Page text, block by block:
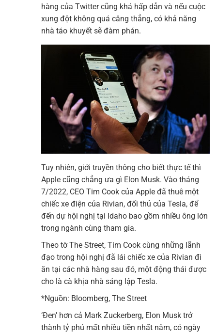
hàng của Twitter cũng khá hấp dẫn và nếu cuộc
xung đột không quá căng thẳng, có khả năng
nhà táo khuyết sẽ đàm phán.
Tuy nhiên, giới truyền thông cho biết thực tế thì
Apple cũng chẳng ưa gì Elon Musk. Vào tháng
7/2022, CEO Tim Cook của Apple đã thuê một
chiếc xe điện của Rivian, đối thủ của Tesla, để
đến dự hội nghị tại Idaho bao gồm nhiều ông lớn
trong ngành cùng tham gia.
Theo tờ The Street, Tim Cook cùng những lãnh
đạo trong hội nghị đã lái chiếc xe của Rivian đi
ăn tại các nhà hàng sau đó, một động thái được
cho là cà khịa nhà sáng lập Tesla.
*Nguồn : Bloomberg, The Street
‘Đen’ hơn cả Mark Zuckerberg, Elon Musk trở
thành tỷ phú mất nhiều tiền nhất năm, có ngày